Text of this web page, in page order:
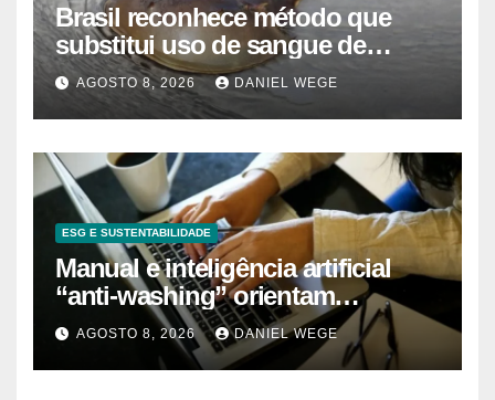
Brasil reconhece método que
substitui uso de sangue de
caranguejo-ferradura em testes
farmacêuticos
AGOSTO 8, 2026 DANIEL WEGE
ESG E SUSTENTABILIDADE
Manual e inteligência artificial
“anti-washing” orientam
empresas
AGOSTO 8, 2026 DANIEL WEGE